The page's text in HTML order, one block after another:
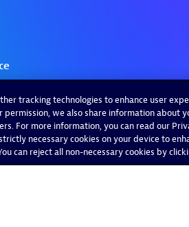
tracking technologies to enhance user
we also share information about
For more information, you can read our
necessary cookies on your device to
can reject all non-necessary cookies by